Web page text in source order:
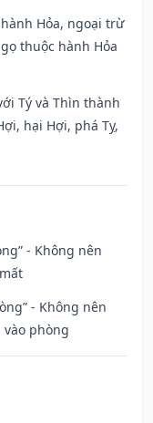
Hỏa, ngoại trừ
thuộc hành Hỏa
Tý và Thìn thành
hại Hợi, phá Tỵ,
- Không nên
- Không nên
phòng